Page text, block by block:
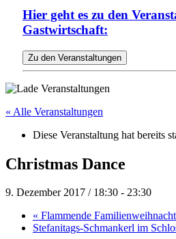
Hier geht es zu den
Gastwirtschaft:
« Alle Veranstaltungen
Diese Veranstaltung hat bereits
Christmas Dance
9. Dezember 2017 / 18:30 - 23:30
« Flammende
Stefanitags-Schmankerl im